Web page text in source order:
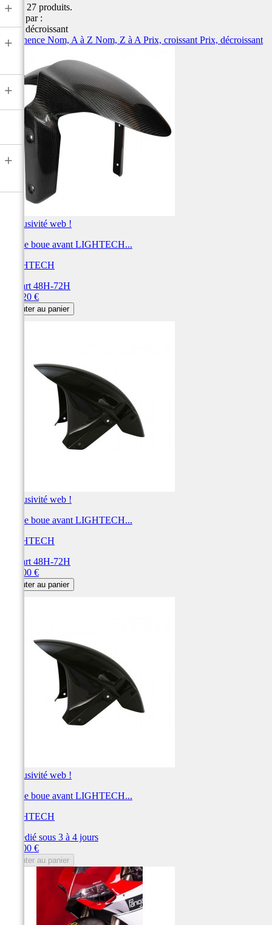
+
+
+
+
Il y a 27 produits.
Trier par :
Prix, décroissant
Pertinence Nom, A à Z Nom, Z à A Prix, croissant Prix, décroissant
Exclusivité web !
Garde boue avant LIGHTECH...
LIGHTECH
Départ 48H-72H
367,20 €
Ajouter au panier
Exclusivité web !
Garde boue avant LIGHTECH...
LIGHTECH
Départ 48H-72H
360,00 €
Ajouter au panier
Exclusivité web !
Garde boue avant LIGHTECH...
LIGHTECH
Expédié sous 3 à 4 jours
360,00 €
Ajouter au panier